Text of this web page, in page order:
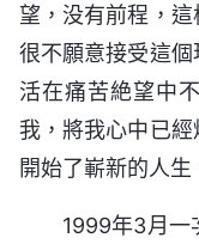
望，没有前程，
很不願意接受這
活在痛苦絶望中
我，將我心中已
開始了嶄新的人生
1999年3月一